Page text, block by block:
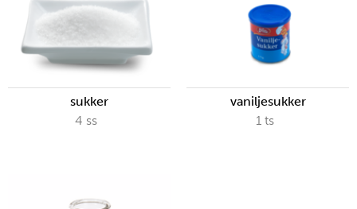
sukker
4 ss
vaniljesukker
1 ts